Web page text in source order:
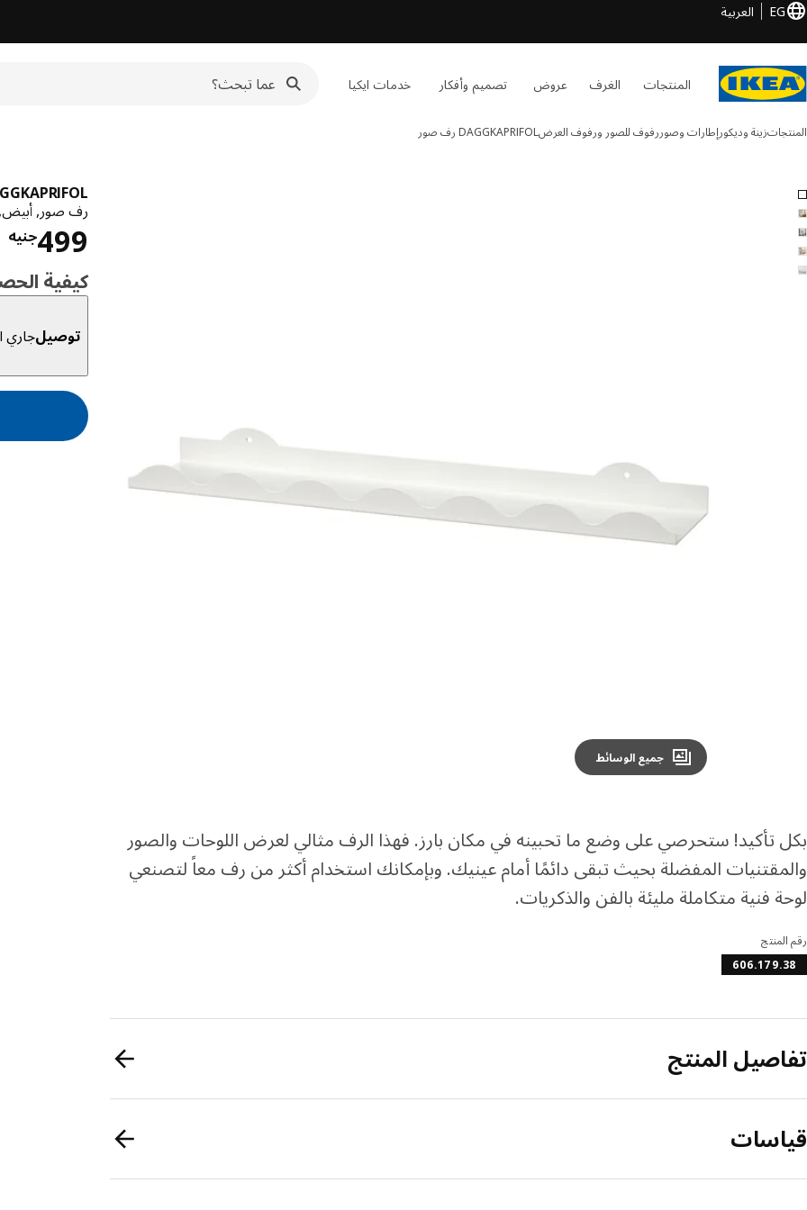
EG العربية
المنتجات الغرف عروض تصميم وأفكار خدمات ايكيا
المنتجاتزينة وديكورإطارات وصوررفوف للصور ورفوف العرضDAGGKAPRIFOL رف صور
5 DAGGKAPRIFOL الصور الصور
جميع الوسائط
رف صور, أبيض,
جنيه499
كيفية
توصيلجاري
بكل تأكيد! ستحرصي على وضع ما تحبينه في مكان بارز. فهذا الرف مثالي لعرض اللوحات والصور
والمقتنيات المفضلة بحيث تبقى دائمًا أمام عينيك. وبإمكانك استخدام أكثر من رف معاً لتصنعي
لوحة فنية متكاملة مليئة بالفن والذكريات.
رقم المنتج
606.179.38
تفاصيل المنتج
قياسات